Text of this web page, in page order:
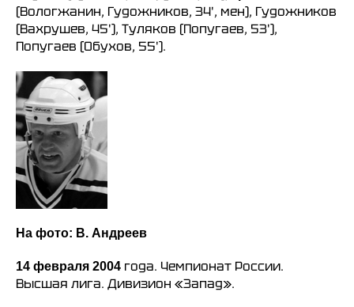
(Вологжанин, Гудожников, 34', мен), Гудожников
(Вахрушев, 45'), Туляков (Попугаев, 53'),
Попугаев (Обухов, 55').
На фото: В. Андреев
14 февраля 2004 года. Чемпионат России.
Высшая лига. Дивизион «Запад».